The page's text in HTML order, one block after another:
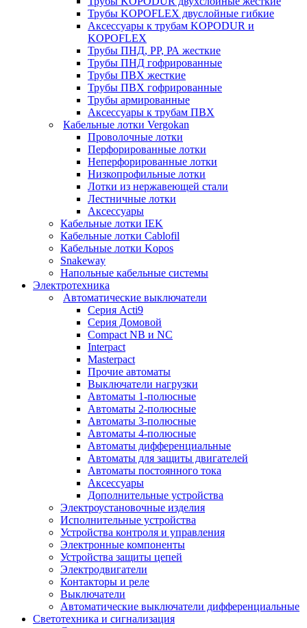
Трубы KOPOFLEX двуслойные гибкие
Аксессуары к трубам KOPODUR и
KOPOFLEX
Трубы ПНД, РР, РА жесткие
Трубы ПНД гофрированные
Трубы ПВХ жесткие
Трубы ПВХ гофрированные
Трубы армированные
Аксессуары к трубам ПВХ
Кабельные лотки Vergokan
Проволочные лотки
Перфорированные лотки
Неперфорированные лотки
Низкопрофильные лотки
Лотки из нержавеющей стали
Лестничные лотки
Аксессуары
Кабельные лотки IEK
Кабельные лотки Cablofil
Кабельные лотки Kopos
Snakeway
Напольные кабельные системы
Электротехника
Автоматические выключатели
Серия Acti9
Серия Домовой
Compact NB и NC
Interpact
Masterpact
Прочие автоматы
Выключатели нагрузки
Автоматы 1-полюсные
Автоматы 2-полюсные
Автоматы 3-полюсные
Автоматы 4-полюсные
Автоматы дифференциальные
Автоматы для защиты двигателей
Автоматы постоянного тока
Аксессуары
Дополнительные устройства
Электроустановочные изделия
Исполнительные устройства
Устройства контроля и управления
Электронные компоненты
Устройства защиты цепей
Электродвигатели
Контакторы и реле
Выключатели
Автоматические выключатели дифференциальные
Светотехника и сигнализация